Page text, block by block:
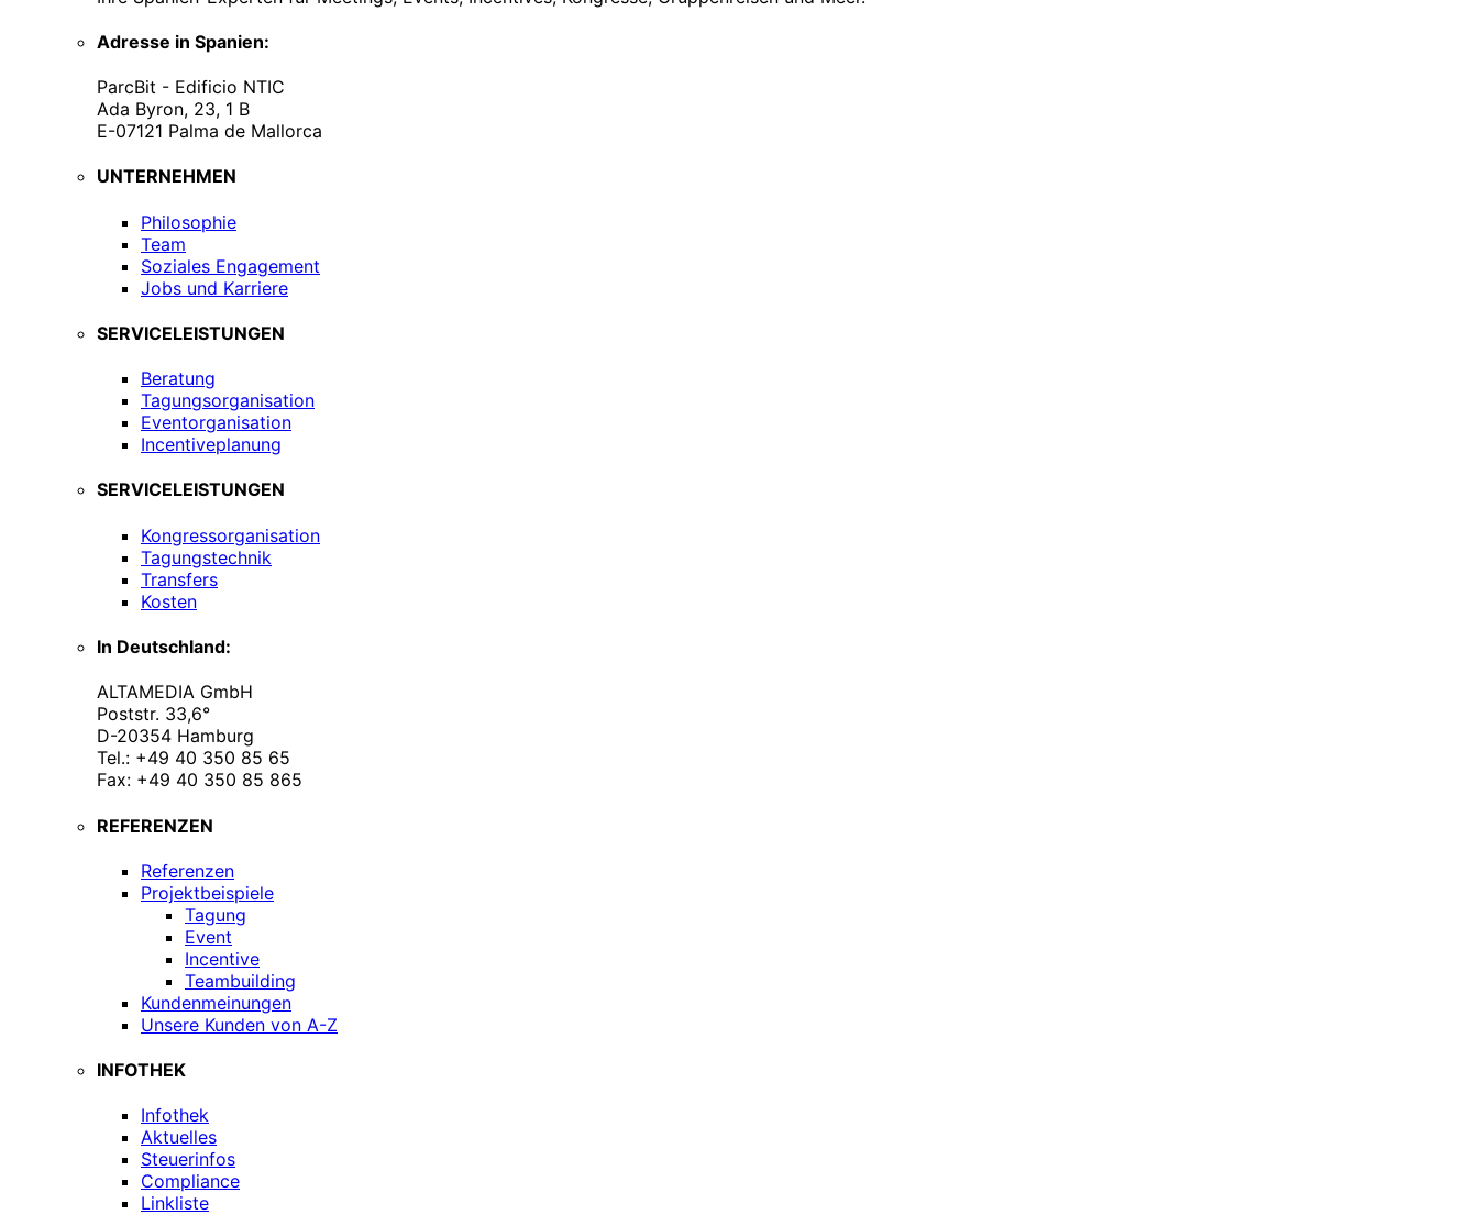
Adresse in Spanien:
ParcBit - Edificio NTIC
Ada Byron, 23, 1 B
E-07121 Palma de Mallorca
UNTERNEHMEN
Philosophie
Team
Soziales Engagement
Jobs und Karriere
SERVICELEISTUNGEN
Beratung
Tagungsorganisation
Eventorganisation
Incentiveplanung
SERVICELEISTUNGEN
Kongressorganisation
Tagungstechnik
Transfers
Kosten
In Deutschland:
ALTAMEDIA GmbH
Poststr. 33,6°
D-20354 Hamburg
Tel.: +49 40 350 85 65
Fax: +49 40 350 85 865
REFERENZEN
Referenzen
Projektbeispiele
Tagung
Event
Incentive
Teambuilding
Kundenmeinungen
Unsere Kunden von A-Z
INFOTHEK
Infothek
Aktuelles
Steuerinfos
Compliance
Linkliste